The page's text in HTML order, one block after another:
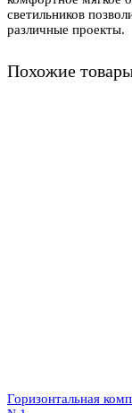
светильников
различные проекты.
Похожие
Горизонтальная